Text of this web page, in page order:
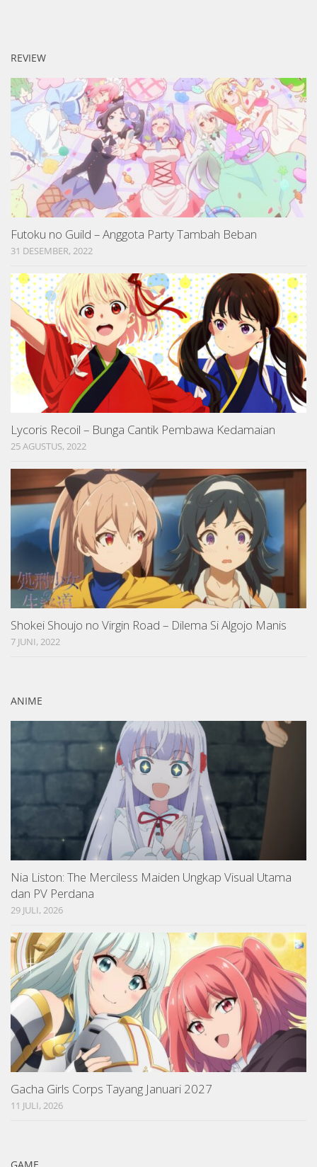
REVIEW
Futoku no Guild – Anggota Party Tambah Beban
31 DESEMBER, 2022
Lycoris Recoil – Bunga Cantik Pembawa Kedamaian
25 AGUSTUS, 2022
Shokei Shoujo no Virgin Road – Dilema Si Algojo Manis
7 JUNI, 2022
ANIME
Nia Liston: The Merciless Maiden Ungkap Visual Utama
dan PV Perdana
29 JULI, 2026
Gacha Girls Corps Tayang Januari 2027
11 JULI, 2026